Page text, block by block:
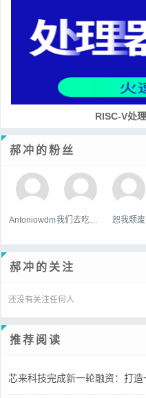
RISC-V处
郝冲的粉丝
Antoniowdm 恕我颓废
郝冲的关注
还没有关注任何人
推荐阅读
芯来科技完成新一轮融资：打